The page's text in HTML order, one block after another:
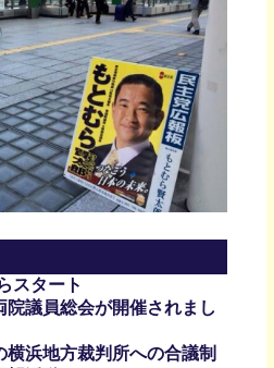
スタート
院議員総会が開催されまし
浜地方裁判所への合議制